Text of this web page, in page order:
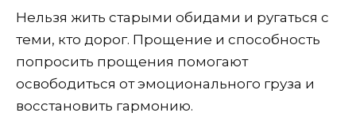
Нельзя жить старыми обидами и ругаться с
теми, кто дорог. Прощение и способность
попросить прощения помогают
освободиться от эмоционального груза и
восстановить гармонию.